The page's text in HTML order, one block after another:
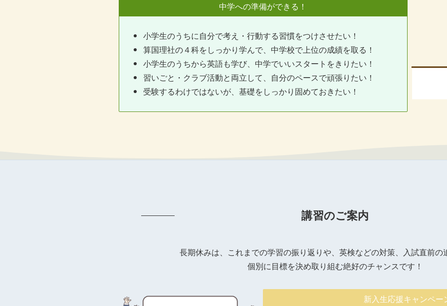
中学への準備ができる！
小学生のうちに自分で考え・行動する習慣をつけさせたい！
算国理社の４科をしっかり学んで、中学校で上位の成績を取る！
小学生のうちから英語も学び、中学でいいスタートをきりたい！
習いごと・クラブ活動と両立して、自分のペースで頑張りたい！
受験するわけではないが、基礎をしっかり固めておきたい！
講習のご案内
長期休みは、これまでの学習の振り返りや、英検などの対策、入試直前の
個別に目標を決め取り組む絶好のチャンスです！
新入生応援キャンペー